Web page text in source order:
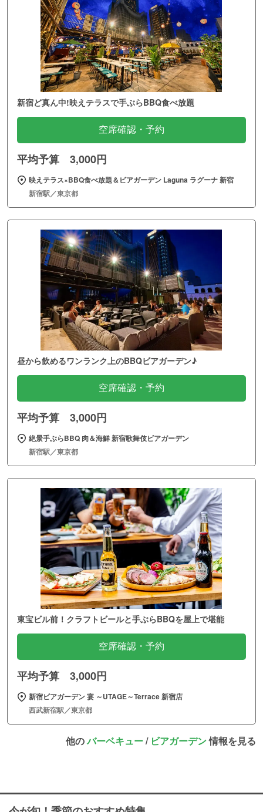
新宿ど真ん中!映えテラスで手ぶらBBQ食べ放題
空席確認・予約
平均予算 3,000円
映えテラス×BBQ食べ放題＆ビアガーデン Laguna ラグーナ 新宿
新宿駅／東京都
昼から飲めるワンランク上のBBQビアガーデン♪
空席確認・予約
平均予算 3,000円
絶景手ぶらBBQ 肉＆海鮮 新宿歌舞伎ビアガーデン
新宿駅／東京都
東宝ビル前！クラフトビールと手ぶらBBQを屋上で堪能
空席確認・予約
平均予算 3,000円
新宿ビアガーデン 宴 ～UTAGE～Terrace 新宿店
西武新宿駅／東京都
他のバーベキュー/ ビアガーデン情報を見る